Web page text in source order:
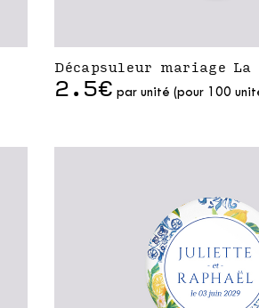
Décapsuleur mariage La
2.5€ par unité (pour 100